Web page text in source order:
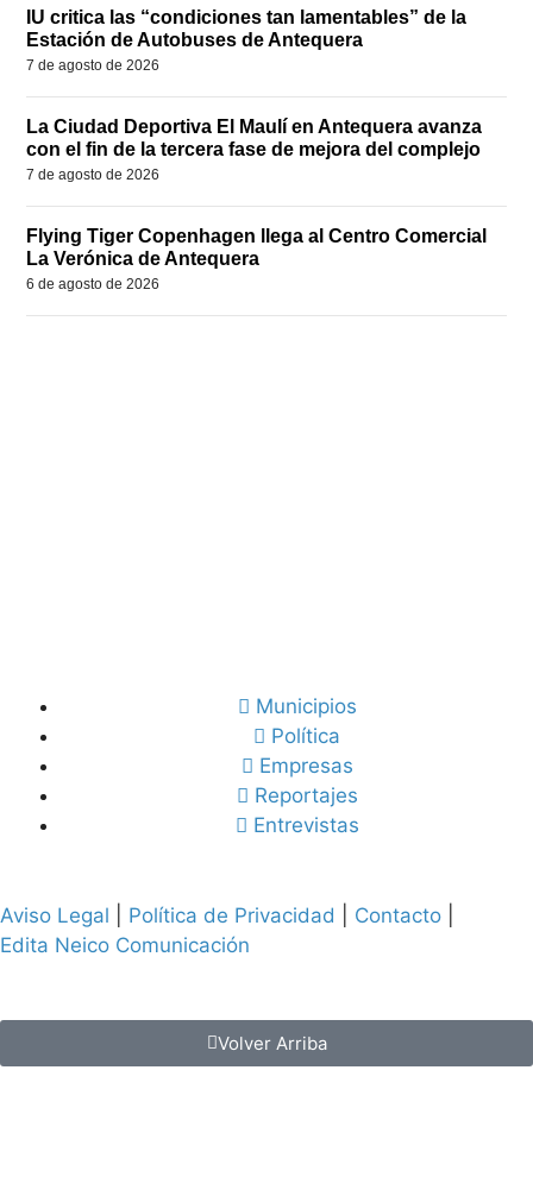
IU critica las “condiciones tan lamentables” de la
Estación de Autobuses de Antequera
7 de agosto de 2026
La Ciudad Deportiva El Maulí en Antequera avanza
con el fin de la tercera fase de mejora del complejo
7 de agosto de 2026
Flying Tiger Copenhagen llega al Centro Comercial
La Verónica de Antequera
6 de agosto de 2026
Municipios
Política
Empresas
Reportajes
Entrevistas
Aviso Legal Política de Privacidad Contacto
Edita Neico Comunicación
Volver Arriba